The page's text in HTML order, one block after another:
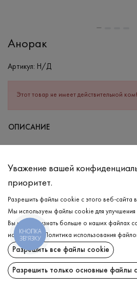
Анорак
Артикул: Н/Д
Этот товар не имеет действительной
ОПИСАНИЕ
УХОД
Стирка в тёплой воде (до 40°С)
Отбеливание запрещено
Гладить при высокой
Можно отжимать и сушить
Химчистка разрешена
ДОСТАВКА
ВОЗВРАТ
Уважение вашей
приоритет.
Разрешить файлы cookie с этого веб-сайта
Мы используем файлы cookie для улучшения
Вы можете узнать больше о наших файлах
используем.
Политика использования
Разрешить все файлы cookie
Разрешить только основные файлы
КНОПКА
ЗВ'ЯЗКУ